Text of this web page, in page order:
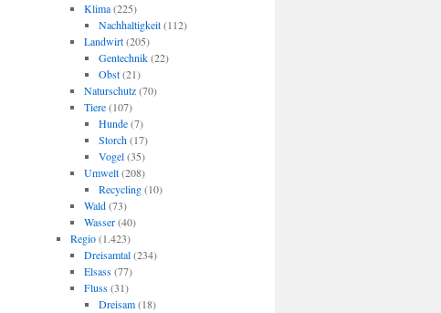
Klima(225)
Nachhaltigkeit(112)
Landwirt(205)
Gentechnik(22)
Obst(21)
Naturschutz(70)
Tiere(107)
Hunde(7)
Storch(17)
Vogel(35)
Umwelt(208)
Recycling(10)
Wald(73)
Wasser(40)
Regio(1.423)
Dreisamtal(234)
Elsass(77)
Fluss(31)
Dreisam(18)